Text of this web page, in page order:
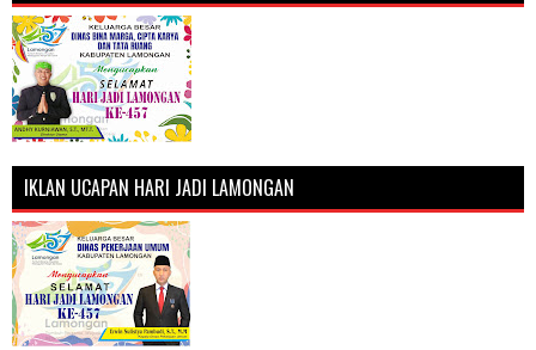
IKLAN UCAPAN HARI JADI LAMONGAN